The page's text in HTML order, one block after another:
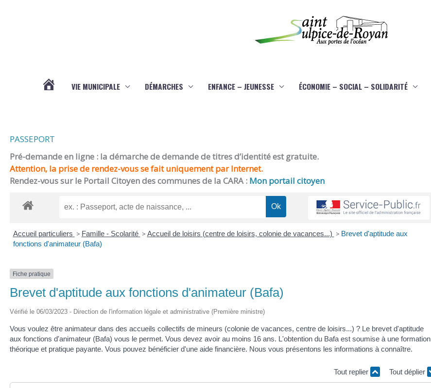
VIE MUNICIPALE DÉMARCHES ENFANCE – JEUNESSE ÉCONOMIE – SOCIAL – SOLIDARITÉ
PASSEPORT
Pré-demande en ligne : la démarche de demande de titres d’identité est gratuite.
Attention, la prise de rendez-vous se fait uniquement par Internet.
Rendez-vous sur le Portail Citoyen des communes de la CARA : Mon portail citoyen
Accueil particuliers > Famille - Scolarité > Accueil de loisirs (centre de loisirs, colonie de vacances...) > Brevet d'aptitude aux
fonctions d'animateur (Bafa)
Fiche pratique
Brevet d'aptitude aux fonctions d'animateur (Bafa)
Vérifié le 06/03/2023 - Direction de l'information légale et administrative (Première ministre)
Vous voulez être animateur dans des accueils collectifs de mineurs (colonie de vacances, centre de loisirs...) ? Le brevet d'aptitude
aux fonctions d'animateur (Bafa) vous le permet. Vous devez avoir au moins 16 ans. L'obtention du Bafa est soumise à une formation
théorique et pratique payante. Vous pouvez bénéficier d'une aide financière. Nous vous présentons les informations à connaître.
Tout replier Tout déplier